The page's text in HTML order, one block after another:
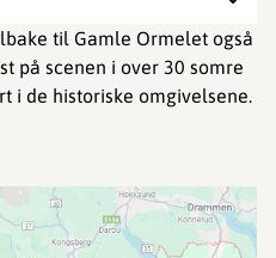
til Gamle Ormelet også
på scenen i over 30 somre
i de historiske omgivelsene.